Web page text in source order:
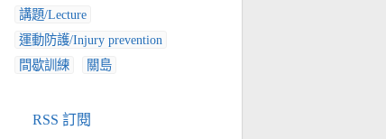
講題/Lecture
運動防護/Injury prevention
間歇訓練
關島
RSS 訂閱